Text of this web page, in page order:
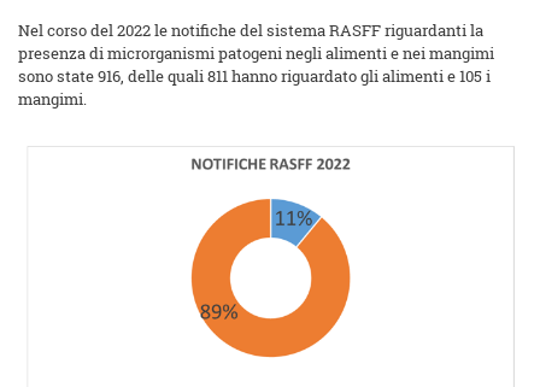
Nel corso del 2022 le notifiche del sistema RASFF riguardanti la
presenza di microrganismi patogeni negli alimenti e nei mangimi
sono state 916, delle quali 811 hanno riguardato gli alimenti e 105 i
mangimi.